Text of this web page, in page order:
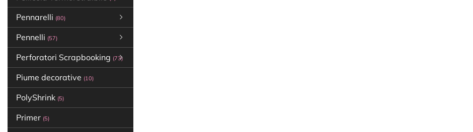
Pennarelli (80)
Pennelli (57)
Perforatori Scrapbooking (73)
Piume decorative (10)
PolyShrink (5)
Primer (5)